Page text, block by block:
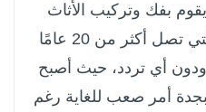
بفك وتركيب الأثاث
الخشبي، ويمتلك الخبرة التي تصل أكثر من 20 عامًا
ودون أي تردد، حيث أصبح
أمر صعب للغاية رغم